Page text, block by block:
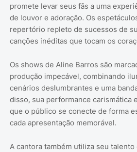
promete levar seus fãs a uma
de louvor e adoração. Os
repertório repleto de sucessos de
canções inéditas que tocam os
Os shows de Aline Barros são
produção impecável, combinando
cenários deslumbrantes e uma
disso, sua performance carismática
que o público se conecte de forma
cada apresentação memorável.
A cantora também utiliza seu